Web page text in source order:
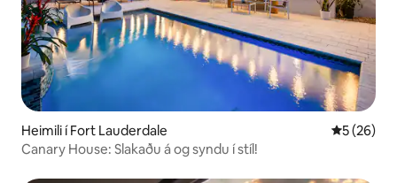
Heimili í Fort Lauderdale 5 af 5 í
5 (26)
Canary House: Slakaðu á og syndu í stíl!